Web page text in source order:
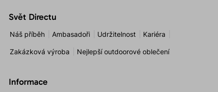
Svět Directu
Náš příběh Ambasadoři Udržitelnost Kariéra
Zakázková výroba Nejlepší outdoorové oblečení
Informace